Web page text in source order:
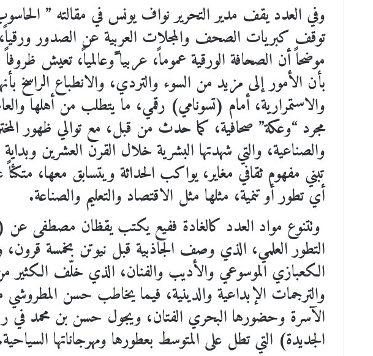
وفي العدد يقف مدير التحرير نواف يونس في مقالته ”
توقف كبريات الصحف والمجلات العربية عن الصدور ورقياً،
موضحاً أن الصحافة الورقية عموماً، عربيا ًوعالمياً، تعيش
بأن الأمور إلى مزيد من السوء والتردي، والانطباع الراسخ
والاستمرارية، أمام (تسونامي) رقمي، ما يتطلب من أهلها
مجرد “وعكة” صحافية، كما حدث من قبل، مع توالي ظهور
والصناعية، والتي شهدتها البشرية خلال القرن العشرين وبداية
تبني مفهوم ثقافي مغاير، يواكب الحداثة ويتسابق معها،
أي تطور أو تنمية، مثلها مثل الاقتصاد والتعليم والصناعة.
وتتنوع مواد العدد كالغادة ففيع يكتب يقظان مصطفى
التطور العلمي، الذي وصف الجاذبية قبل نيوتن بخمسة
الكعبازي الموسوعي والأديب والفنان، الذي خلّف الكثير
والترجمات الإبداعية والدينية، فيما يخاطب حسن المطروشي
الآسرة وحضورها البحري الفتان، ويجول حسن بن محمد في
الجديدة) التي تطل على المتوسط بعطورها ومهرجاناتها